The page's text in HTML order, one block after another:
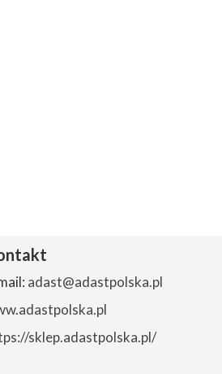
adast@adastpolska.pl
sklep.adastpolska.pl/